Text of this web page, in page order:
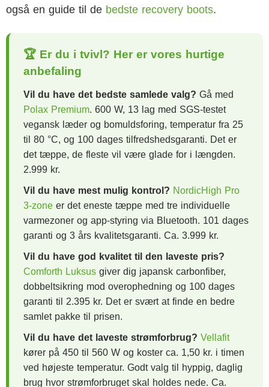
også en guide til de bedste recovery boots.
🏆 Er du i tvivl? Her er vores hurtige
anbefaling
Vil du have det bedste samlede valg? Gå med
Polax Premium. 600 W, 13 lag med SGS-testet
vegansk læder og bomuldsforing, temperatur fra 25
til 80 °C, og 100 dages tilfredshedsgaranti. Det er
det tæppe, de fleste vil være glade for i længden.
2.999 kr.
Vil du have mest mulig kontrol? NordicHigh Pro
3-zone er det eneste tæppe med tre individuelle
varmezoner og app-styring via Bluetooth. 101 dages
garanti og 3 års kvalitetsgaranti. Ca. 3.999 kr.
Vil du have god kvalitet til den laveste pris?
Comforth Luksus giver dig japansk carbonfiber,
dobbeltsikring mod overophedning og 100 dages
garanti til 2.395 kr. Det er svært at finde en bedre
samlet pakke til prisen.
Vil du have det laveste strømforbrug? Vellafit
kører på 450 til 560 W og koster ca. 1,50 kr. i timen
ved højeste temperatur. Godt valg til hyppig, daglig
brug hvor strømforbruget skal holdes nede. Ca.